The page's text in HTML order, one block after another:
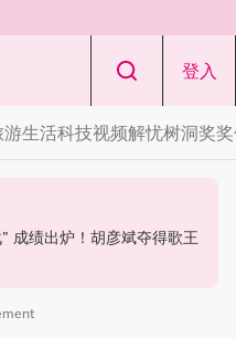
登入
游生活科技视频解忧树洞奖
砸！BLACKPINK 10周年最
现场！遭粉丝野生捕获要
成绩出炉！胡彦斌夺得歌王